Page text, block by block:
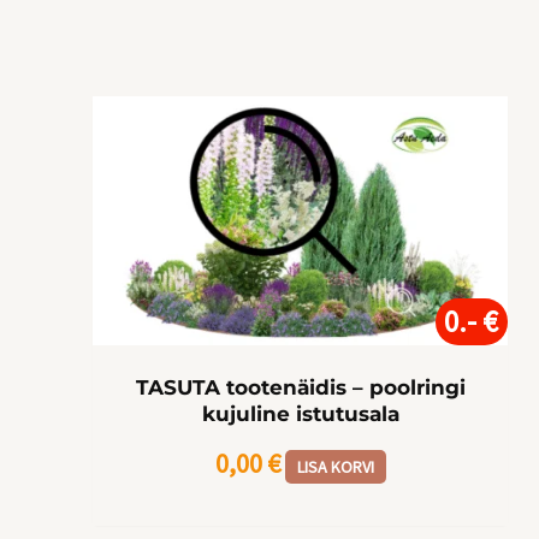
0.- €
TASUTA tootenäidis – poolringi
kujuline istutusala
0,00€ LISA KORVI